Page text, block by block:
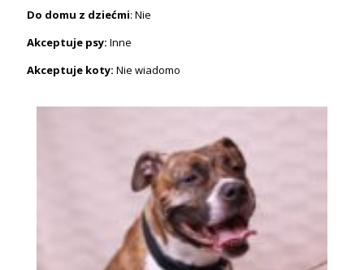
Do domu z dziećmi: Nie
Akceptuje psy: Inne
Akceptuje koty: Nie wiadomo